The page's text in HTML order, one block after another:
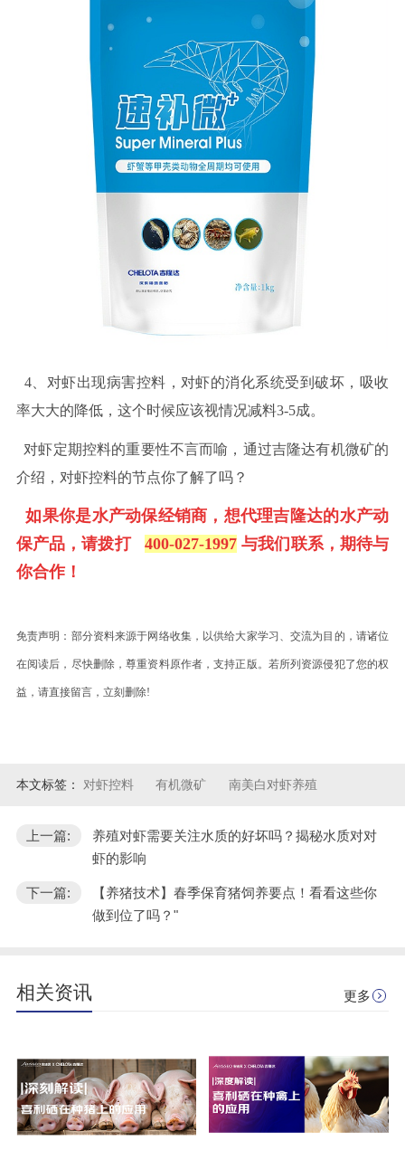
4、对虾出现病害控料，对虾的消化系统受到破坏，吸收
率大大的降低，这个时候应该视情况减料3-5成。
对虾定期控料的重要性不言而喻，通过吉隆达有机微矿的
介绍，对虾控料的节点你了解了吗？
如果你是水产动保经销商，想代理吉隆达的水产动
保产品，请拨打
400-027-1997 与我们联系，期待与
你合作！
免责声明：部分资料来源于网络收集，以供给大家学习、交流为目的，请诸位
在阅读后，尽快删除，尊重资料原作者，支持正版。若所列资源侵犯了您的权
益，请直接留言，立刻删除!
本文标签： 对虾控料 有机微矿 南美白对虾养殖
上一篇:
养殖对虾需要关注水质的好坏吗？揭秘水质对对
虾的影响
下一篇:
【养猪技术】春季保育猪饲养要点！看看这些你
做到位了吗？"
相关资讯 更多